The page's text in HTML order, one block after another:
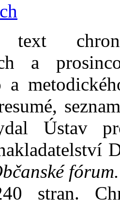
text
a
a
Ústav
stran.